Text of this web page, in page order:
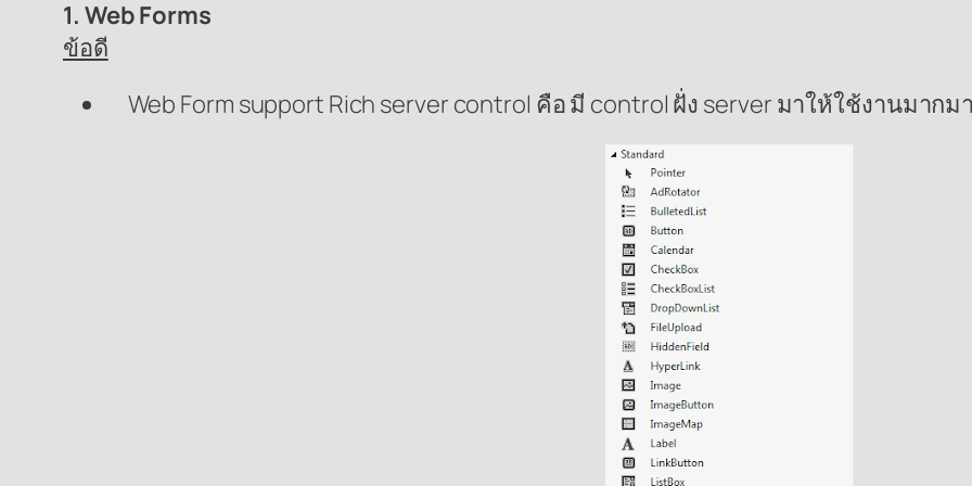
1. Web Forms
ข้อดี
Web Form support Rich server control คือ มี control ฝั่ง server มาให้ใช้งานมาก